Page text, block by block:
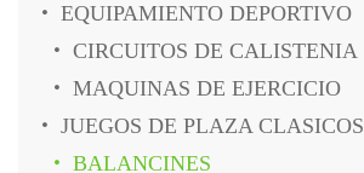
EQUIPAMIENTO DEPORTIVO
CIRCUITOS DE CALISTENIA
MAQUINAS DE EJERCICIO
JUEGOS DE PLAZA CLASICOS
BALANCINES